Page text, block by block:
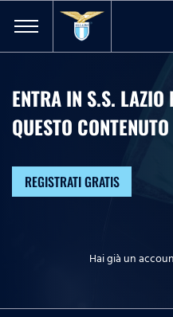
ENTRA IN S.S. LAZIO
QUESTO CONTENUTO
REGISTRATI GRATIS
Hai già un